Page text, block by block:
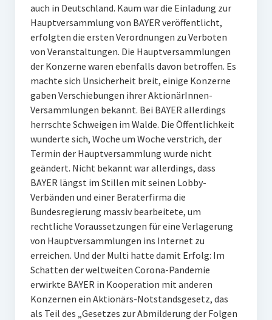
auch in Deutschland. Kaum war die Einladung zur
Hauptversammlung von BAYER veröffentlicht,
erfolgten die ersten Verordnungen zu Verboten
von Veranstaltungen. Die Hauptversammlungen
der Konzerne waren ebenfalls davon betroffen. Es
machte sich Unsicherheit breit, einige Konzerne
gaben Verschiebungen ihrer AktionärInnen-
Versammlungen bekannt. Bei BAYER allerdings
herrschte Schweigen im Walde. Die Öffentlichkeit
wunderte sich, Woche um Woche verstrich, der
Termin der Hauptversammlung wurde nicht
geändert. Nicht bekannt war allerdings, dass
BAYER längst im Stillen mit seinen Lobby-
Verbänden und einer Beraterfirma die
Bundesregierung massiv bearbeitete, um
rechtliche Voraussetzungen für eine Verlagerung
von Hauptversammlungen ins Internet zu
erreichen. Und der Multi hatte damit Erfolg: Im
Schatten der weltweiten Corona-Pandemie
erwirkte BAYER in Kooperation mit anderen
Konzernen ein Aktionärs-Notstandsgesetz, das
als Teil des „Gesetzes zur Abmilderung der Folgen